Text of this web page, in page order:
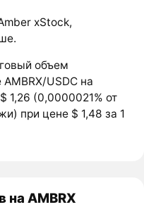
xStock,
объем
USDC на
1,26 (0,0000021% от
при цене $ 1,48 за 1
на AMBRX